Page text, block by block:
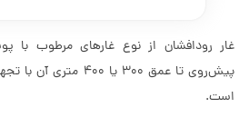
غار رودافشان از نوع غارهای مرطوب
پیش‌روی تا عمق 300 یا
است.